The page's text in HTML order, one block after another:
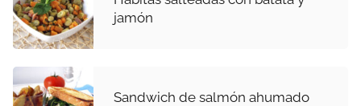
jamón
Sandwich de salmón ahumado